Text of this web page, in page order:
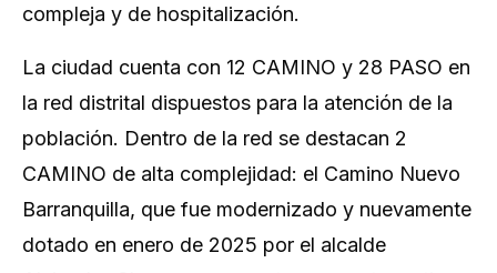
compleja y de hospitalización.
La ciudad cuenta con 12 CAMINO y 28 PASO en
la red distrital dispuestos para la atención de la
población. Dentro de la red se destacan 2
CAMINO de alta complejidad: el Camino Nuevo
Barranquilla, que fue modernizado y nuevamente
dotado en enero de 2025 por el alcalde